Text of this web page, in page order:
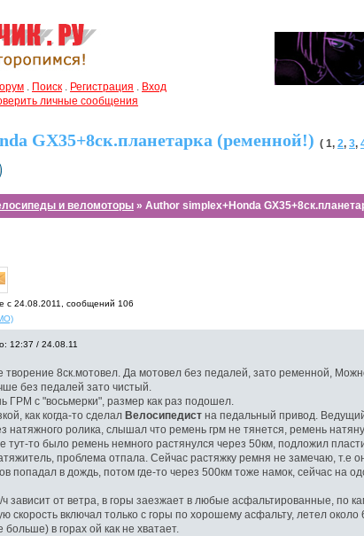
. Поиск . Регистрация . Вход
личные сообщения
GX35+8ск.планетарка (ременной!) ( 1, 2, 3,
и веломоторы » Author simplex+Honda
с 24.08.2011, cообщений 106
12:37 / 24.08.11
творение 8ск.мотовел. Да мотовел без педалей, зато ременной,
без педалей зато чистый.
ГРМ с "восьмерки", размер как раз подошел.
как когда-то сделал Велосипедист на педальный привод.
натяжного ролика, слышал что ремень грм не тянется, ремень
тут-то было ремень немного растянулся через 50км, подложил
проблема отпала. Сейчас растяжку ремня не замечаю, т.е
попадал в дождь, потом где-то через 500км тоже намок, сейчас на
зависит от ветра, в горы заезжает в любые асфальтированные, по
скорость включал только с горы по хорошему асфальту, летел
больше) в горах ой как не хватает.